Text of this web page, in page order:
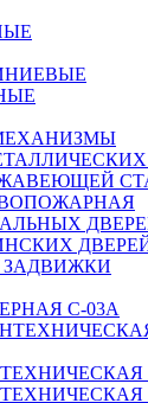
ЗАДВИЖКИ
C-03A